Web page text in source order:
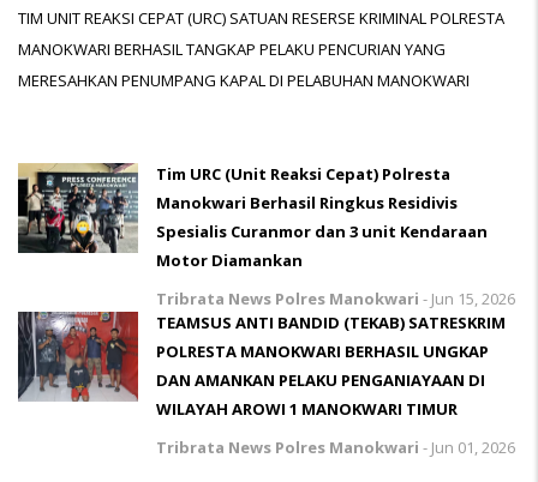
TIM UNIT REAKSI CEPAT (URC) SATUAN RESERSE KRIMINAL POLRESTA
MANOKWARI BERHASIL TANGKAP PELAKU PENCURIAN YANG
MERESAHKAN PENUMPANG KAPAL DI PELABUHAN MANOKWARI
Tim URC (Unit Reaksi Cepat) Polresta
Manokwari Berhasil Ringkus Residivis
Spesialis Curanmor dan 3 unit Kendaraan
Motor Diamankan
Tribrata News Polres Manokwari - Jun 15, 2026
TEAMSUS ANTI BANDID (TEKAB) SATRESKRIM
POLRESTA MANOKWARI BERHASIL UNGKAP
DAN AMANKAN PELAKU PENGANIAYAAN DI
WILAYAH AROWI 1 MANOKWARI TIMUR
Tribrata News Polres Manokwari - Jun 01, 2026